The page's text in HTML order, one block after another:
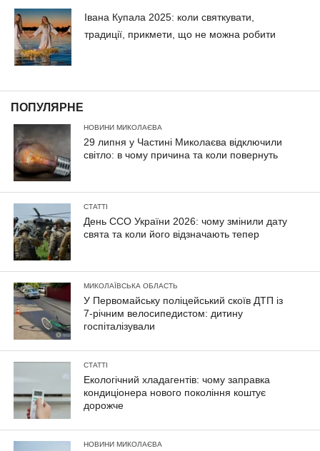
Івана Купала 2025: коли святкувати,
традиції, прикмети, що не можна робити
ПОПУЛЯРНЕ
НОВИНИ МИКОЛАЄВА
29 липня у Частині Миколаєва відключили
світло: в чому причина та коли повернуть
СТАТТІ
День ССО України 2026: чому змінили дату
свята та коли його відзначають тепер
МИКОЛАЇВСЬКА ОБЛАСТЬ
У Первомайську поліцейський скоїв ДТП із
7-річним велосипедистом: дитину
госпіталізували
СТАТТІ
Екологічний хладагентів: чому заправка
кондиціонера нового покоління коштує
дорожче
НОВИНИ МИКОЛАЄВА